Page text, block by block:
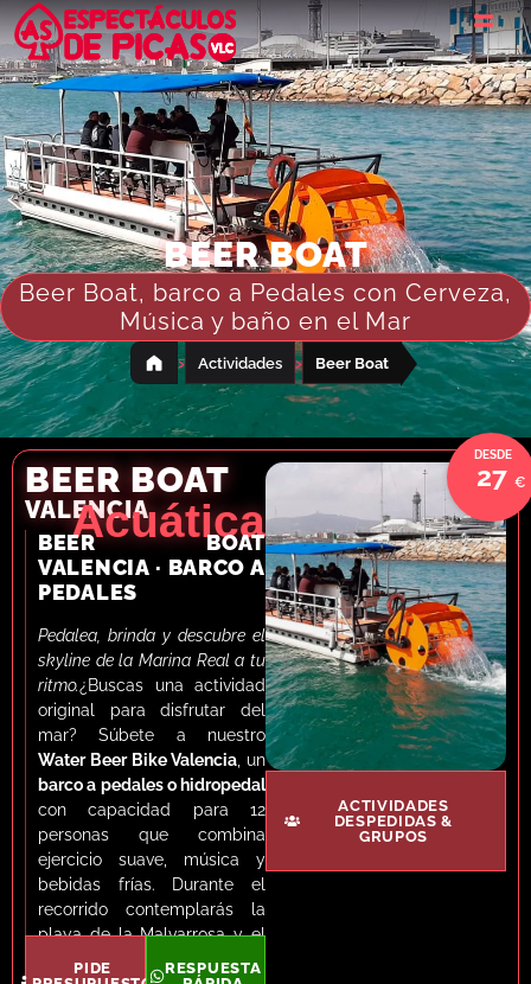
BEER BOAT
Beer Boat, barco a Pedales con Cerveza,
Música y baño en el Mar
› Actividades › Beer Boat
27
BEER BOAT
VALENCIA
Acuática
BEER BOAT
VALENCIA · BARCO A
PEDALES
Pedalea, brinda y descubre el
skyline de la Marina Real a tu
ritmo.¿Buscas una actividad
original para disfrutar del
mar? Súbete a nuestro
Water Beer Bike Valencia , un
barco a pedales o hidropedal
con capacidad para 12
personas que combina
ejercicio suave, música y
bebidas frías. Durante el
recorrido contemplarás la
playa de la Malvarrosa y el
puerto de Valencia sin prisas,
PIDE
RESPUESTA
ACTIVIDADES
DESPEDIDAS &
GRUPOS